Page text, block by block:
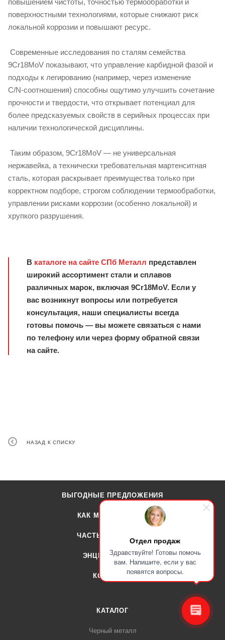
Отдел продаж
Здравствуйте! Готовы помочь
вам. Напишите, если у вас
появятся вопросы.
повышением чистоты, точностью термообработки и
поверхностными технологиями, которые снижают риск
локальной коррозии и повышают ресурс.
Современные исследования по сталям семейства
9Cr18MoV показывают, что управление карбидной фазой и
подходы к легированию (например, через изменение
C/N‑соотношения) способны ощутимо улучшить сочетание
прочности и твердости, что открывает потенциал для
более предсказуемых свойств в серийных процессах при
наличии технологической дисциплины.
Таким образом, 9Cr18MoV — не универсальная
нержавейка, а технически требовательная мартенситная
сталь, которая раскрывает преимущества только при
корректном подборе, строгом соблюдении термообработки,
управлении рисками коррозии (особенно локальной) и
хрупкого разрушения.
В каталоге на сайте СПб Металл представлен
широкий ассортимент стали и сплавов
различных марок, включая 9Cr18MoV. Если у
вас возникнут вопросы или потребуется
консультация, наши специалисты всегда
готовы помочь — вы можете связаться с нами
по телефону или через форму обратной связи
на сайте.
НАЗАД К СПИСКУ
ВЫГОДНЫЕ ПРЕДЛОЖЕНИЯ
КАК МЫ РАБОТАЕМ
ЧАСТЫЕ ВОПРОСЫ
ЭНЦИКЛОПЕДИЯ
КОНТАКТЫ
КАТАЛОГ
Черный металл